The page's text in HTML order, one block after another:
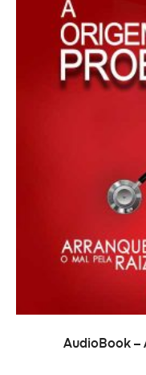
AudioBook –